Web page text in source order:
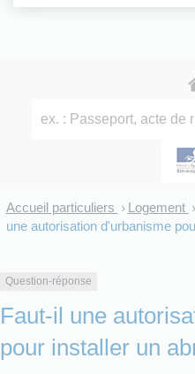
Accueil particuliers > Logement >
une autorisation d'urbanisme
Question-réponse
Faut-il une
pour installer un